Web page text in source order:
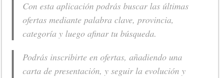
Con esta aplicación podrás buscar las últimas
ofertas mediante palabra clave, provincia,
categoría y luego afinar tu búsqueda.
Podrás inscribirte en ofertas, añadiendo una
carta de presentación, y seguir la evolución y